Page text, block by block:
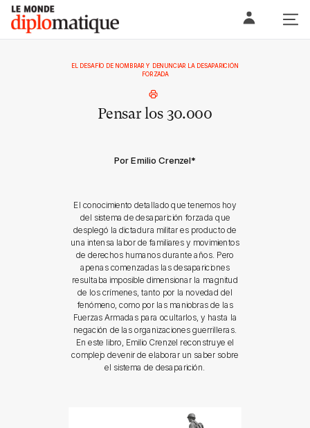
Skip
content
Le monde diplomatique
EL DESAFÍO DE NOMBRAR Y DENUNCIAR LA DESAPARICIÓN
FORZADA
Pensar los 30.000
Por Emilio Crenzel*
El conocimiento detallado que tenemos hoy
del sistema de desaparición forzada que
desplegó la dictadura militar es producto de
una intensa labor de familiares y movimientos
de derechos humanos durante años. Pero
apenas comenzadas las desapariciones
resultaba imposible dimensionar la magnitud
de los crímenes, tanto por la novedad del
fenómeno, como por las maniobras de las
Fuerzas Armadas para ocultarlos, y hasta la
negación de las organizaciones guerrilleras.
En este libro, Emilio Crenzel reconstruye el
complejo devenir de elaborar un saber sobre
el sistema de desaparición.